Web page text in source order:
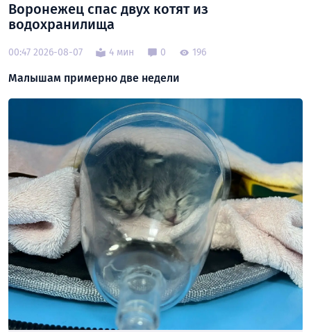
Воронежец спас двух котят из
водохранилища
00:47 2026-08-07 4 мин 0 196
Малышам примерно две недели